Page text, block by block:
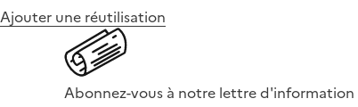
Ajouter une réutilisation
Abonnez-vous à notre lettre d'information